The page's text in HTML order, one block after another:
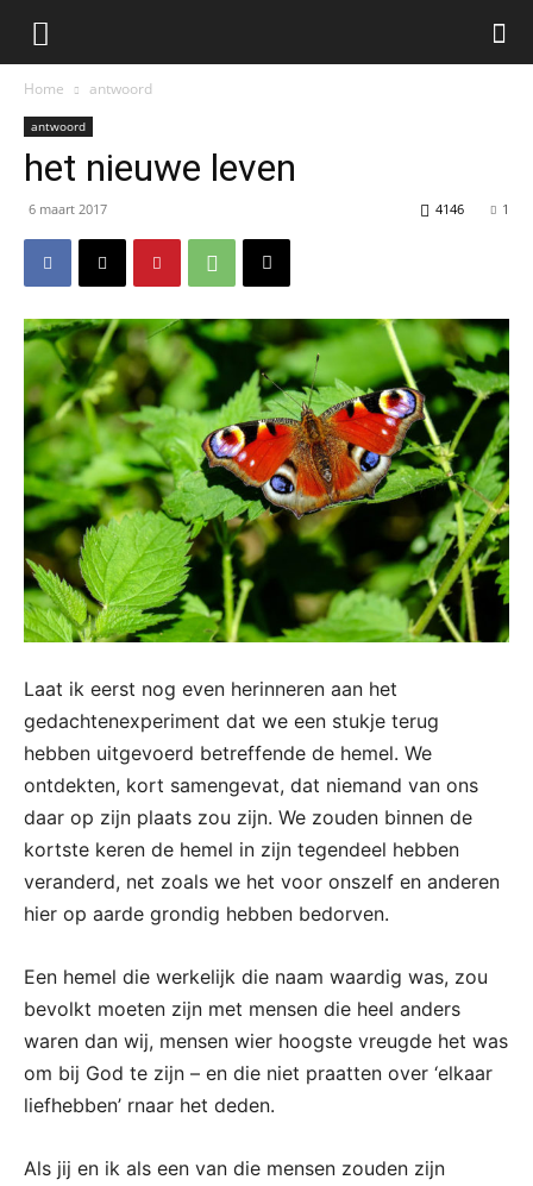
Home antwoord
antwoord
het nieuwe leven
6 maart 2017 1
4146
Laat ik eerst nog even herinneren aan het
gedachtenexperiment dat we een stukje terug
hebben uitgevoerd betreffende de hemel. We
ontdekten, kort samengevat, dat niemand van ons
daar op zijn plaats zou zijn. We zouden binnen de
kortste keren de hemel in zijn tegendeel hebben
veranderd, net zoals we het voor onszelf en anderen
hier op aarde grondig hebben bedorven.
Een hemel die werkelijk die naam waardig was, zou
bevolkt moeten zijn met mensen die heel anders
waren dan wij, mensen wier hoogste vreugde het was
om bij God te zijn – en die niet praatten over ‘elkaar
liefhebben’ rnaar het deden.
Als jij en ik als een van die mensen zouden zijn